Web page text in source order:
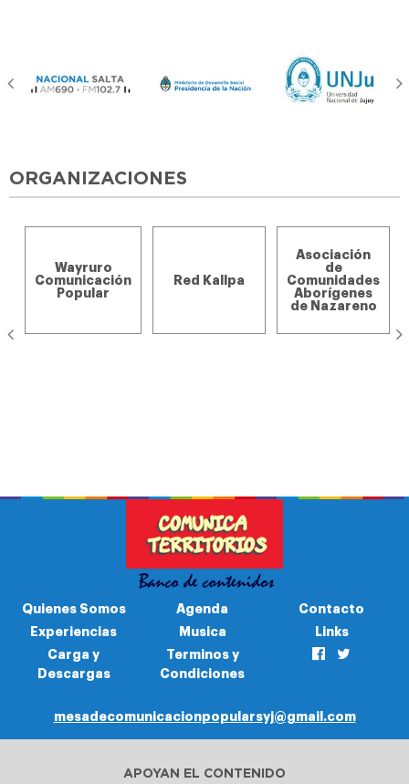
ORGANIZACIONES
Wayruro
Comunicación
Popular
Red Kallpa
Asociación
de
Comunidades
Aborígenes
de Nazareno
Quienes Somos
Experiencias
Carga y
Descargas
Agenda
Musica
Terminos y
Condiciones
Contacto
Links
mesadecomunicacionpopularsyj@gmail.com
APOYAN EL CONTENIDO